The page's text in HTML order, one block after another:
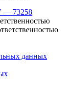
— 73258
данных